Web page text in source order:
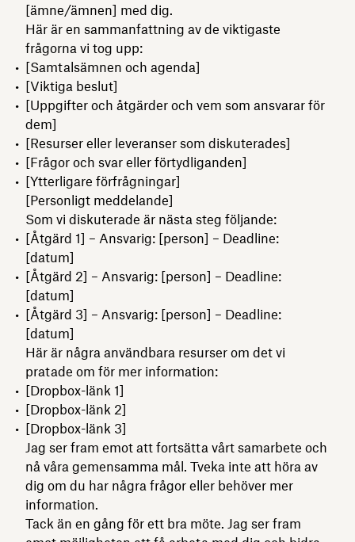
[ämne/ämnen] med dig.
Här är en sammanfattning av de viktigaste
frågorna vi tog upp:
[Samtalsämnen och agenda]
[Viktiga beslut]
[Uppgifter och åtgärder och vem som ansvarar för
dem]
[Resurser eller leveranser som diskuterades]
[Frågor och svar eller förtydliganden]
[Ytterligare förfrågningar]
[Personligt meddelande]
Som vi diskuterade är nästa steg följande:
[Åtgärd 1] – Ansvarig: [person] – Deadline:
[datum]
[Åtgärd 2] – Ansvarig: [person] – Deadline:
[datum]
[Åtgärd 3] – Ansvarig: [person] – Deadline:
[datum]
Här är några användbara resurser om det vi
pratade om för mer information:
[Dropbox-länk 1]
[Dropbox-länk 2]
[Dropbox-länk 3]
Jag ser fram emot att fortsätta vårt samarbete och
nå våra gemensamma mål. Tveka inte att höra av
dig om du har några frågor eller behöver mer
information.
Tack än en gång för ett bra möte. Jag ser fram